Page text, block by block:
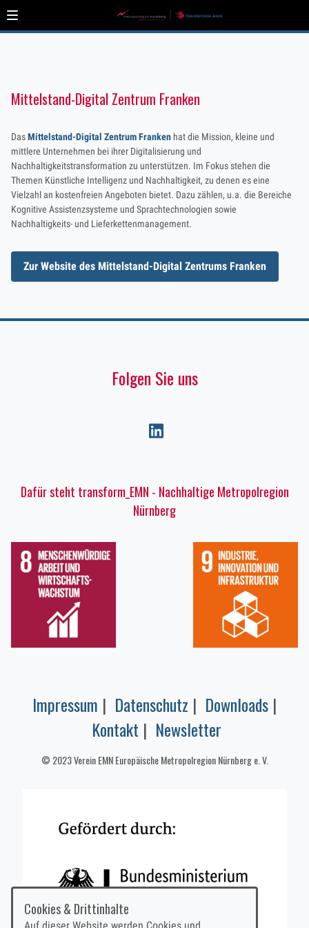
Mittelstand-Digital Zentrum Franken
DasMittelstand-Digital Zentrum Franken hat die Mission, kleine und
mittlere Unternehmen bei ihrer Digitalisierung und
Nachhaltigkeitstransformation zu unterstützen. Im Fokus stehen die
Themen Künstliche Intelligenz und Nachhaltigkeit, zu denen es eine
Vielzahl an kostenfreien Angeboten bietet. Dazu zählen, u.a. die Bereiche
Kognitive Assistenzsysteme und Sprachtechnologien sowie
Nachhaltigkeits- und Lieferkettenmanagement.
Zur Website des Mittelstand-Digital Zentrums Franken
Folgen Sie uns
Dafür steht transform_EMN - Nachhaltige Metropolregion
Nürnberg
Impressum | Datenschutz | Downloads |
Kontakt | Newsletter
© 2023 Verein EMN Europäische Metropolregion Nürnberg e. V.
Cookies & Drittinhalte